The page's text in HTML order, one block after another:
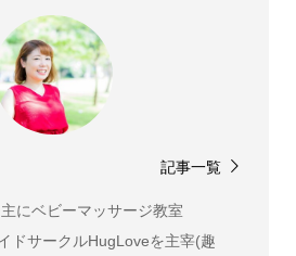
記事一覧
にベビーマッサージ教室
ドサークルHugLoveを主宰(趣